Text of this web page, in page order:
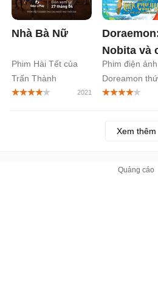
Nhà Bà Nữ
Phim Hài Tết của
Trấn Thành
Nobita và
phiêu lưu
thế giới
Phim điện ảnh
Doreamon
Xem thêm